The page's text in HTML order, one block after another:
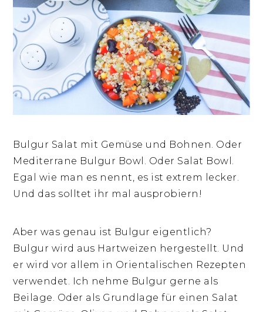
Bulgur Salat mit Gemüse und Bohnen. Oder
Mediterrane Bulgur Bowl. Oder Salat Bowl.
Egal wie man es nennt, es ist extrem lecker.
Und das solltet ihr mal ausprobiern!
Aber was genau ist Bulgur eigentlich?
Bulgur wird aus Hartweizen hergestellt. Und
er wird vor allem in Orientalischen Rezepten
verwendet. Ich nehme Bulgur gerne als
Beilage. Oder als Grundlage für einen Salat